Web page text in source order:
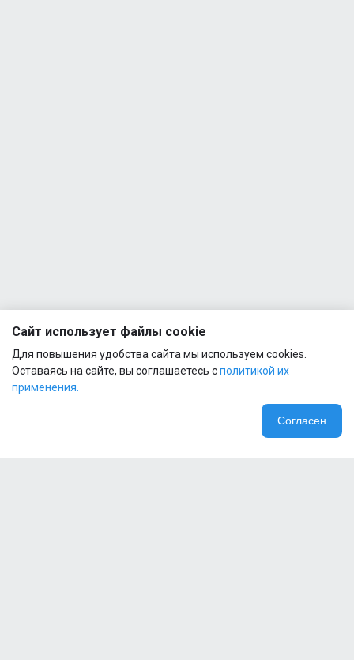
Сайт использует файлы cookie
Для повышения удобства сайта мы используем cookies.
Оставаясь на сайте, вы соглашаетесь сполитикой их
применения.
Согласен